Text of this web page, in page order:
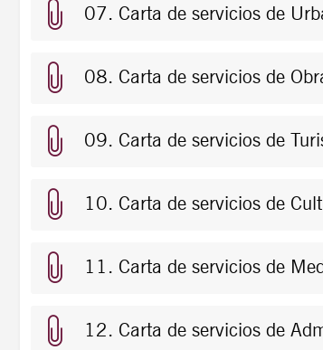
07. Carta de servicios de
08. Carta de servicios de
09. Carta de servicios de
10. Carta de servicios de
11. Carta de servicios de
12. Carta de servicios de